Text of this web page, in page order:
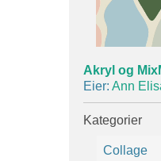
Akryl og
Eier: Ann
Kategorier
Collage